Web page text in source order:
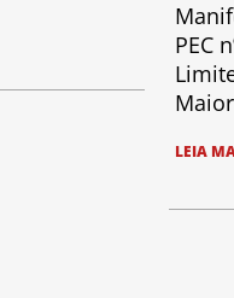
PEC
LEIA